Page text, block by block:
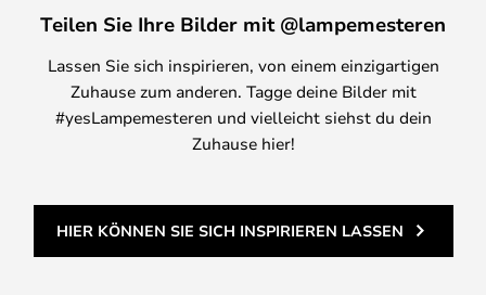
Teilen Sie Ihre Bilder mit @lampemesteren
Lassen Sie sich inspirieren, von einem einzigartigen
Zuhause zum anderen. Tagge deine Bilder mit
#yesLampemesteren und vielleicht siehst du dein
Zuhause hier!
HIER KÖNNEN SIE SICH INSPIRIEREN LASSEN